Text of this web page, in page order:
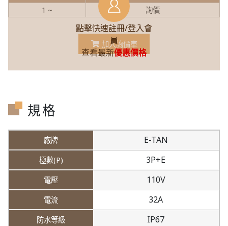
點擊快速註冊/登入會
員
查看最新優惠價格
1 ~
詢價
加入詢價車
規格
E-TAN
3P+E
110V
32A
IP67